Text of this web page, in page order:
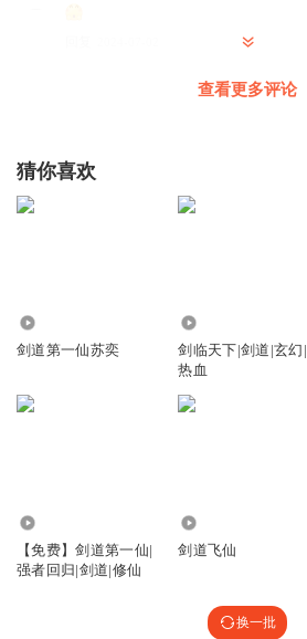
商誉赢: 谢谢支持与收听
Dear小锅锅了
怎么才更新一集
这苏毅 真她妈是个废物
查看更多评论
猜你喜欢
剑道第一仙苏奕
剑临天下|剑道|玄幻|
热血
【免费】剑道第一仙|
强者回归|剑道|修仙
剑道飞仙
换一批